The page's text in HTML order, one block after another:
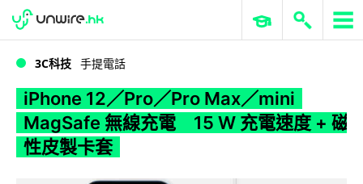
WWDC 2026 ERP 與商業 AI
3C科技 手提電話
iPhone 12／Pro／Pro Max／mini
MagSafe 無線充電 15 W 充電速度 + 磁
性皮製卡套